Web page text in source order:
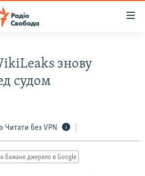
РОКІВ
знову
судом
Читати без VPN
бажане джерело в Google